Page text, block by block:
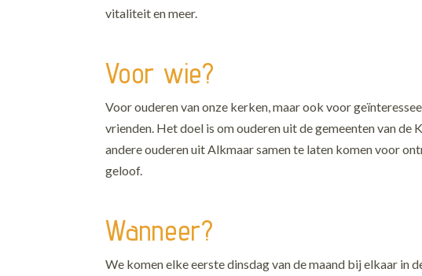
vitaliteit en meer.
Voor wie?
Voor ouderen van onze kerken, maar ook voor
vrienden. Het doel is om ouderen uit de gemeenten van de
andere ouderen uit Alkmaar samen te laten komen voor
geloof.
Wanneer?
We komen elke eerste dinsdag van de maand bij elkaar in